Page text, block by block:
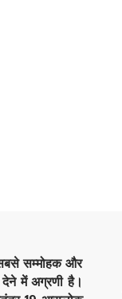
सम्मोहक और
देने में अग्रणी है।